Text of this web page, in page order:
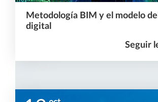
Metodología BIM y el modelo
digital
Seguir